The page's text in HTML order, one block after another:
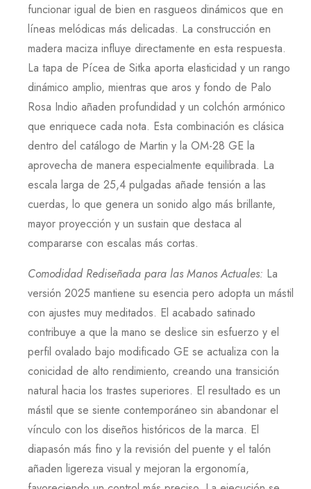
funcionar igual de bien en rasgueos dinámicos que en
líneas melódicas más delicadas. La construcción en
madera maciza influye directamente en esta respuesta.
La tapa de Pícea de Sitka aporta elasticidad y un rango
dinámico amplio, mientras que aros y fondo de Palo
Rosa Indio añaden profundidad y un colchón armónico
que enriquece cada nota. Esta combinación es clásica
dentro del catálogo de Martin y la OM-28 GE la
aprovecha de manera especialmente equilibrada. La
escala larga de 25,4 pulgadas añade tensión a las
cuerdas, lo que genera un sonido algo más brillante,
mayor proyección y un sustain que destaca al
compararse con escalas más cortas.
Comodidad Rediseñada para las Manos Actuales: La
versión 2025 mantiene su esencia pero adopta un mástil
con ajustes muy meditados. El acabado satinado
contribuye a que la mano se deslice sin esfuerzo y el
perfil ovalado bajo modificado GE se actualiza con la
conicidad de alto rendimiento, creando una transición
natural hacia los trastes superiores. El resultado es un
mástil que se siente contemporáneo sin abandonar el
vínculo con los diseños históricos de la marca. El
diapasón más fino y la revisión del puente y el talón
añaden ligereza visual y mejoran la ergonomía,